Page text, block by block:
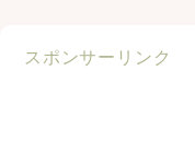
スポンサーリンク